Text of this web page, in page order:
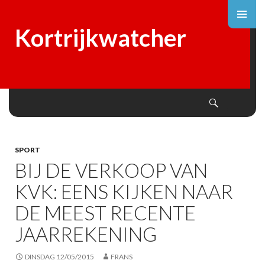
Kortrijkwatcher
SPORT
BIJ DE VERKOOP VAN
KVK: EENS KIJKEN NAAR
DE MEEST RECENTE
JAARREKENING
DINSDAG 12/05/2015 FRANS